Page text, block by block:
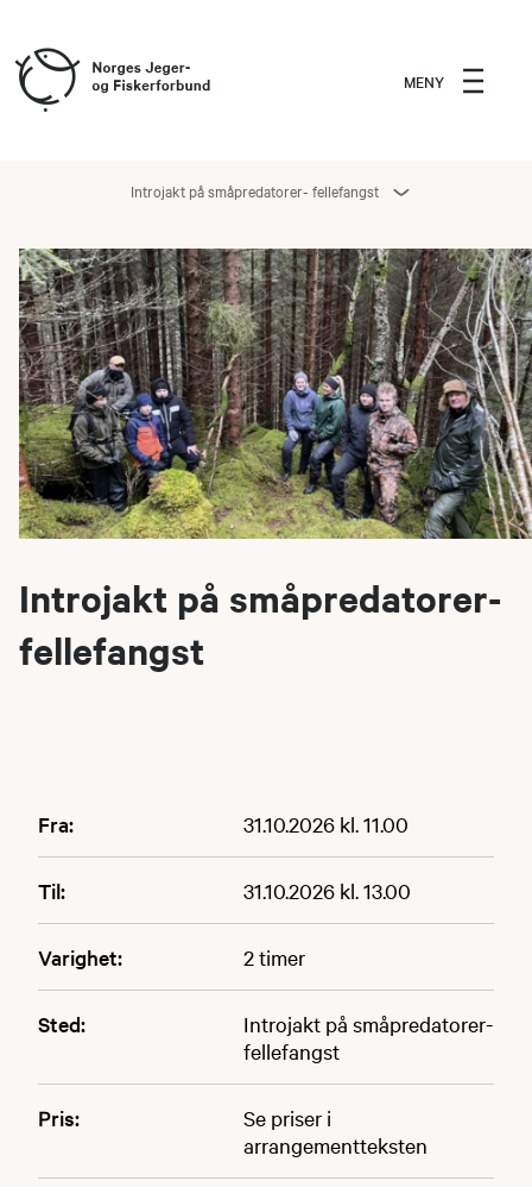
MENY
Introjakt på småpredatorer- fellefangst
Introjakt på småpredatorer-
fellefangst
Fra: 31.10.2026 kl. 11.00
Til: 31.10.2026 kl. 13.00
Varighet: 2 timer
Sted:
Introjakt på småpredatorer-
fellefangst
Pris:
Se priser i
arrangementteksten